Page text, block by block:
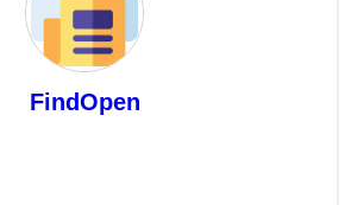
FindOpen